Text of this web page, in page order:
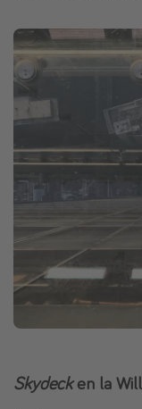
Skydecken la